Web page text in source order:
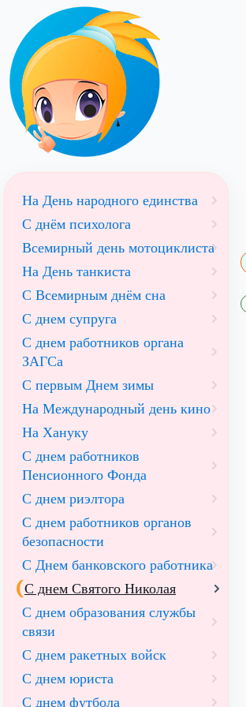
На День народного единства
С днём психолога
Всемирный день мотоциклиста
На День танкиста
С Всемирным днём сна
С днем супруга
С днем работников органа
ЗАГСа
С первым Днем зимы
На Международный день кино
На Хануку
С днем работников
Пенсионного Фонда
С днем риэлтора
С днем работников органов
безопасности
С Днем банковского работника
С днем Святого Николая
С днем образования службы
связи
С днем ракетных войск
С днем юриста
С днем футбола